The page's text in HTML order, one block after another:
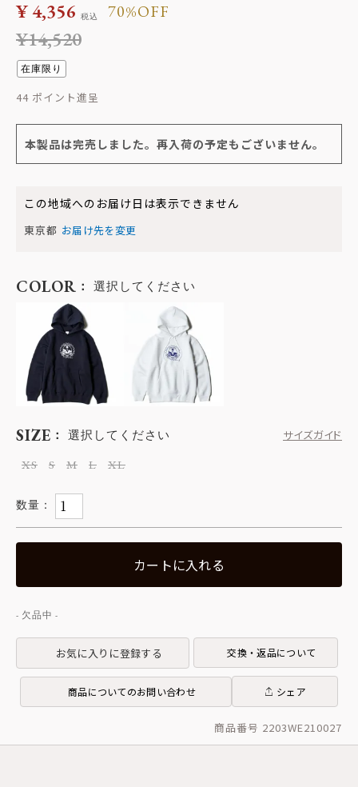
¥14,520
70%OFF
¥4,356 税込
在庫限り
44
本製品は完売しました。再入荷の予定もございません。
この地域へのお届け日は表示できません
東京都 お届け先を変更
SIZE 選択してください
サイズガイド
XS
S M L XL
COLOR 選択してください
カートに入れる
お気に入りに登録する 交換・返品について
商品についてのお問い合わせ シェア
商品番号 2203WE210027